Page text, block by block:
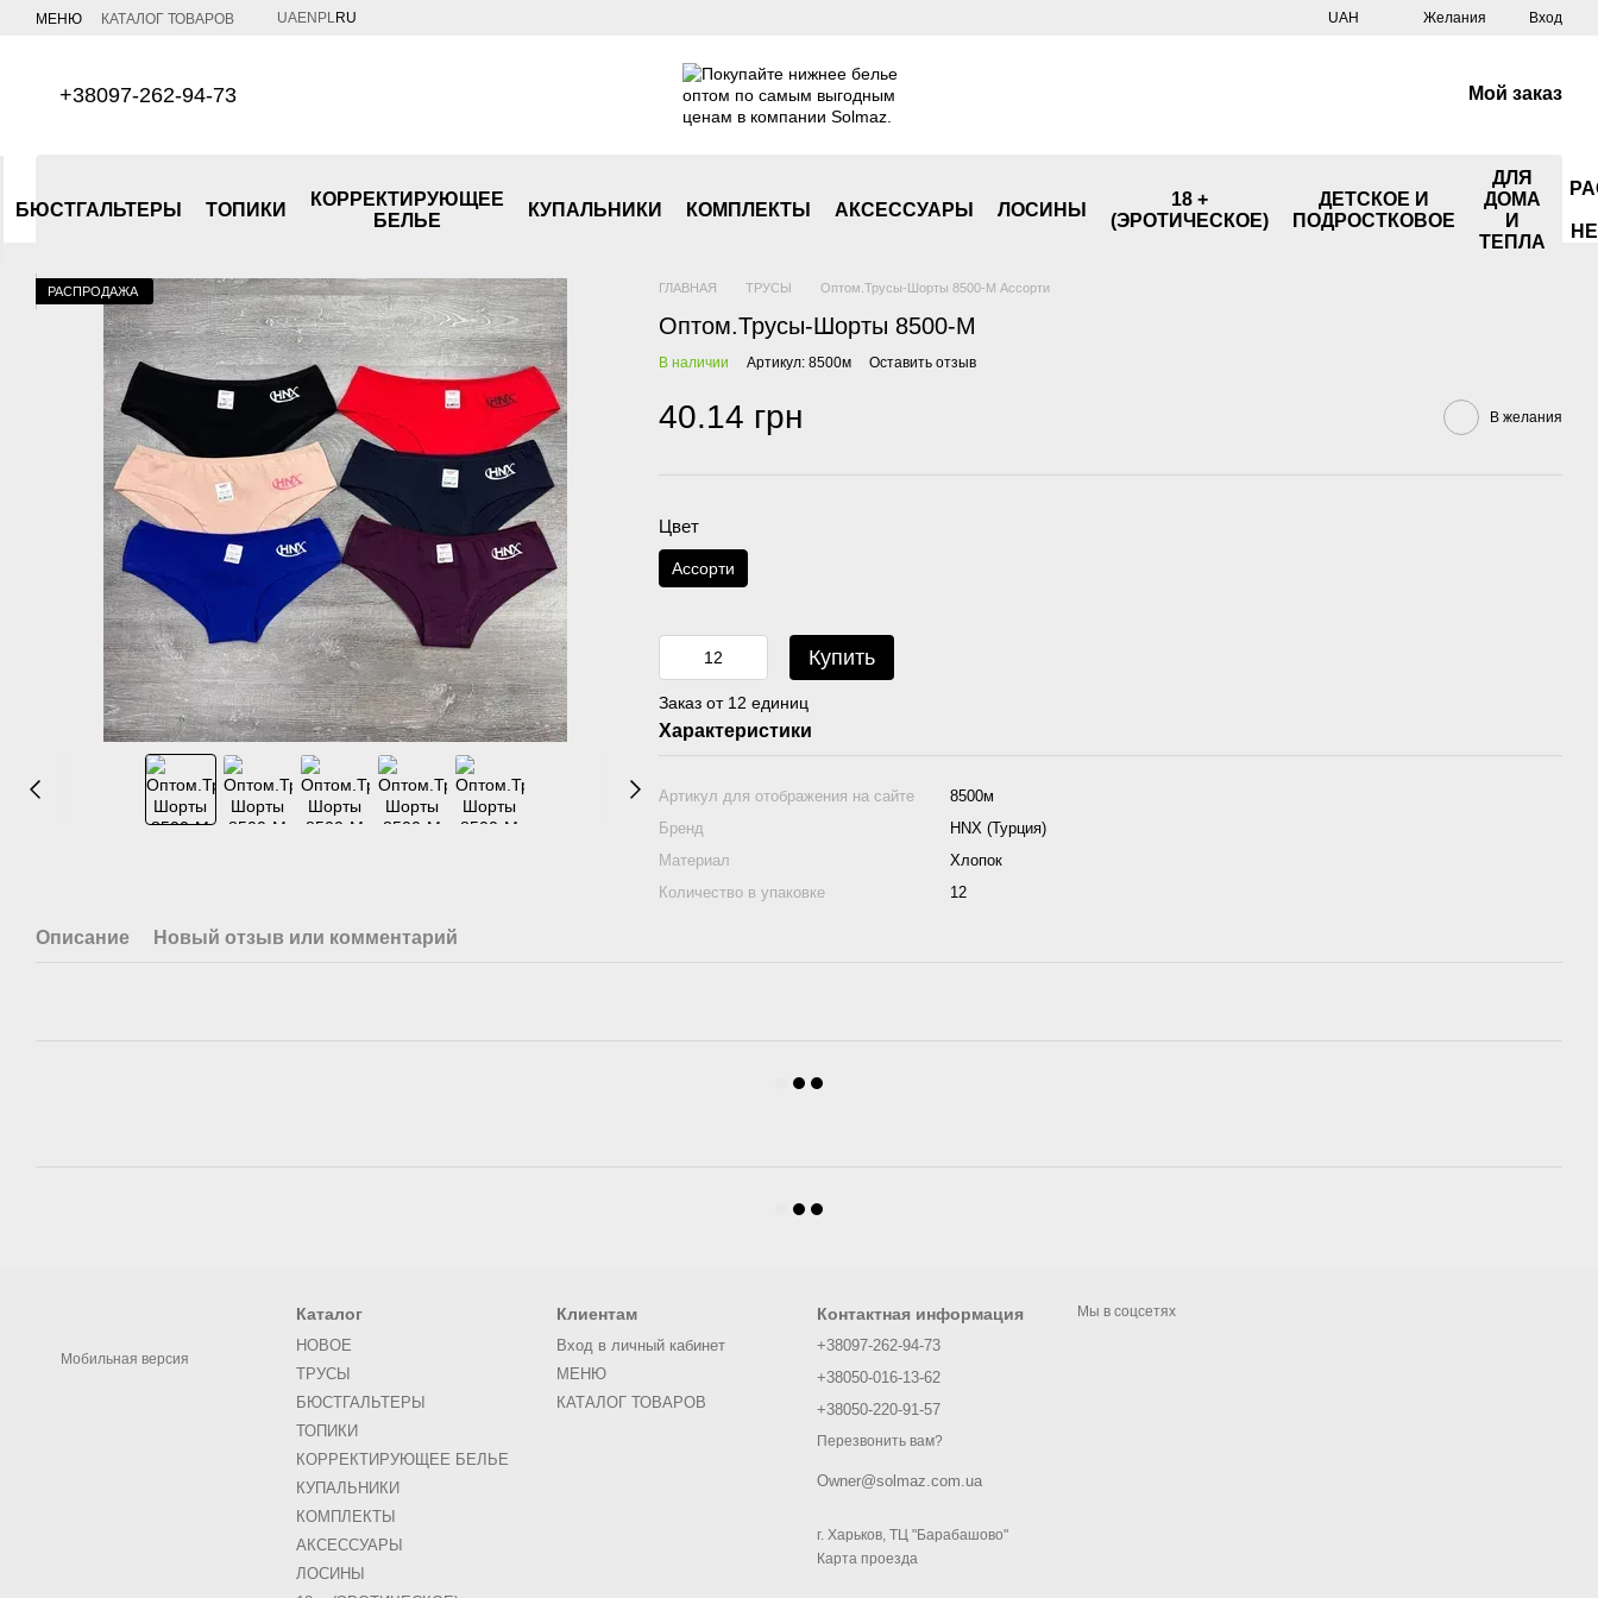
Перейти к основному контенту
МЕНЮ КАТАЛОГ ТОВАРОВ UAEN PLRU UAH Желания Вход
+38097-262-94-73 Мой заказ
БЮСТГАЛЬТЕРЫ ТОПИКИ
КОРРЕКТИРУЮЩЕЕ
БЕЛЬЕ
КУПАЛЬНИКИ КОМПЛЕКТЫ АКСЕСCУАРЫ ЛОСИНЫ
18 +
(ЭРОТИЧЕСКОЕ)
ДЕТСКОЕ И
ПОДРОСТКОВОЕ
ДЛЯ
ДОМА
И
ТЕПЛА
РАСПРОДАЖА ГЛАВНАЯ ТРУСЫ Оптом.Трусы-Шорты 8500-М Ассорти
Оптом.Трусы-Шорты 8500-М
В наличии Артикул: 8500м Оставить отзыв
40.14 грн В желания
Цвет
Асcорти
Купить
Заказ от 12 единиц
Характеристики
Артикул для отображения на сайте
8500м
Бренд
HNX (Турция)
Материал
Хлопок
Количество в упаковке
12
Описание Новый отзыв или комментарий
Мобильная версия
Каталог
НОВОЕ
ТРУСЫ
БЮСТГАЛЬТЕРЫ
ТОПИКИ
КОРРЕКТИРУЮЩЕЕ БЕЛЬЕ
КУПАЛЬНИКИ
КОМПЛЕКТЫ
АКСЕСCУАРЫ
ЛОСИНЫ
Клиентам
Вход в личный кабинет
МЕНЮ
КАТАЛОГ ТОВАРОВ
Контактная информация
+38097-262-94-73
+38050-016-13-62
+38050-220-91-57
Перезвонить вам?
Owner@solmaz.com.ua
г. Харьков, ТЦ "Барабашово"
Карта проезда
Мы в соцсетях